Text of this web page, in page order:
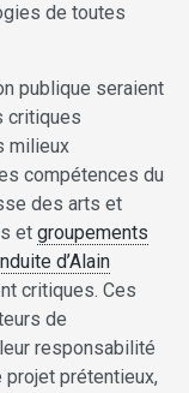
de toutes
publique seraient
critiques
milieux
compétences du
des arts et
et groupements
d’Alain
critiques. Ces
de
responsabilité
prétentieux,